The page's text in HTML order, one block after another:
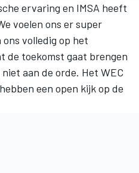
ervaring en IMSA heeft
voelen ons er super
volledig op het
de toekomst gaat brengen
aan de orde. Het WEC
een open kijk op de